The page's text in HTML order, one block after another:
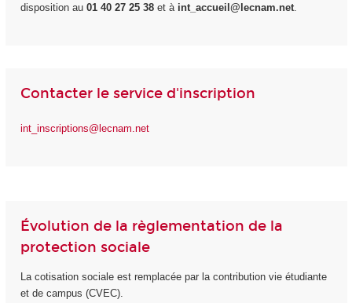
disposition au 01 40 27 25 38et à int_accueil@lecnam.net.
Contacter le service d'inscription
int_inscriptions@lecnam.net
Évolution de la règlementation de la
protection sociale
La cotisation sociale est remplacée par la contribution vie étudiante
et de campus (CVEC).